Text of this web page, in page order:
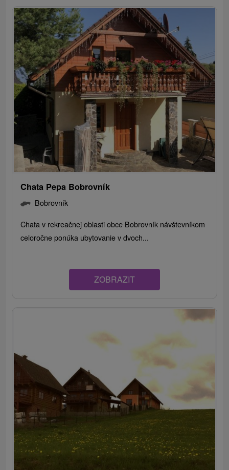
Chata Pepa Bobrovník
Bobrovník
Chata v rekreačnej oblasti obce Bobrovník návštevníkom
celoročne ponúka ubytovanie v dvoch...
ZOBRAZIT